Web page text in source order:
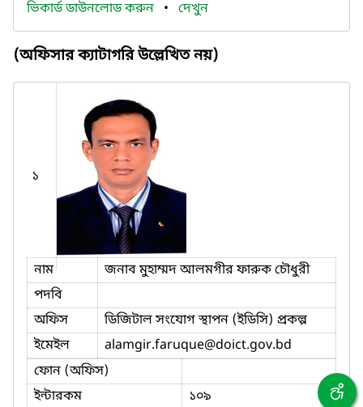
ভিকার্ড ডাউনলোড করুন • দেখুন
(অফিসার ক্যাটাগরি উল্লেখিত নয়)
১
নাম
জনাব মুহাম্মদ আলমগীর ফারুক চৌধুরী
পদবি
অফিস
ডিজিটাল সংযোগ স্থাপন (ইডিসি) প্রকল্প
ইমেইল
alamgir.faruque@doict.gov.bd
ফোন (অফিস)
ইন্টারকম
১০৯